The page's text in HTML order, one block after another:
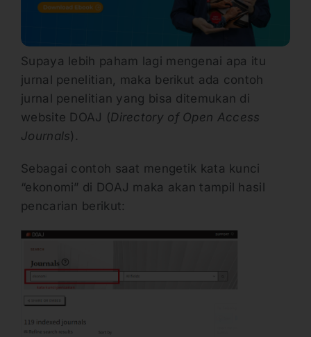
Supaya lebih paham lagi mengenai apa itu
jurnal penelitian, maka berikut ada contoh
jurnal penelitian yang bisa ditemukan di
website DOAJ (Directory of Open Access
Journals).
Sebagai contoh saat mengetik kata kunci
“ekonomi” di DOAJ maka akan tampil hasil
pencarian berikut: